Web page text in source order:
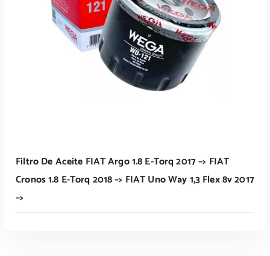
Leer Más
Filtro De Aceite FIAT Argo 1.8 E-Torq 2017 –> FIAT
Cronos 1.8 E-Torq 2018 –> FIAT Uno Way 1,3 Flex 8v 2017
–>